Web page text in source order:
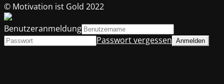
© Motivation ist Gold 2022
Benutzeranmeldung
Passwort vergessen